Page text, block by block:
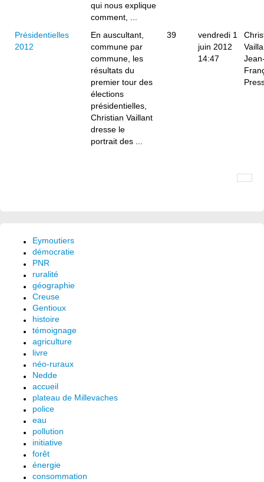
qui nous explique
comment, ...
Présidentielles
2012
En auscultant,
commune par
commune, les
résultats du
premier tour des
élections
présidentielles,
Christian Vaillant
dresse le
portrait des ...
39
vendredi 1
juin 2012
14:47
Eymoutiers
démocratie
PNR
ruralité
géographie
Creuse
Gentioux
histoire
témoignage
agriculture
livre
néo-ruraux
Nedde
accueil
plateau de Millevaches
police
eau
pollution
initiative
forêt
énergie
consommation